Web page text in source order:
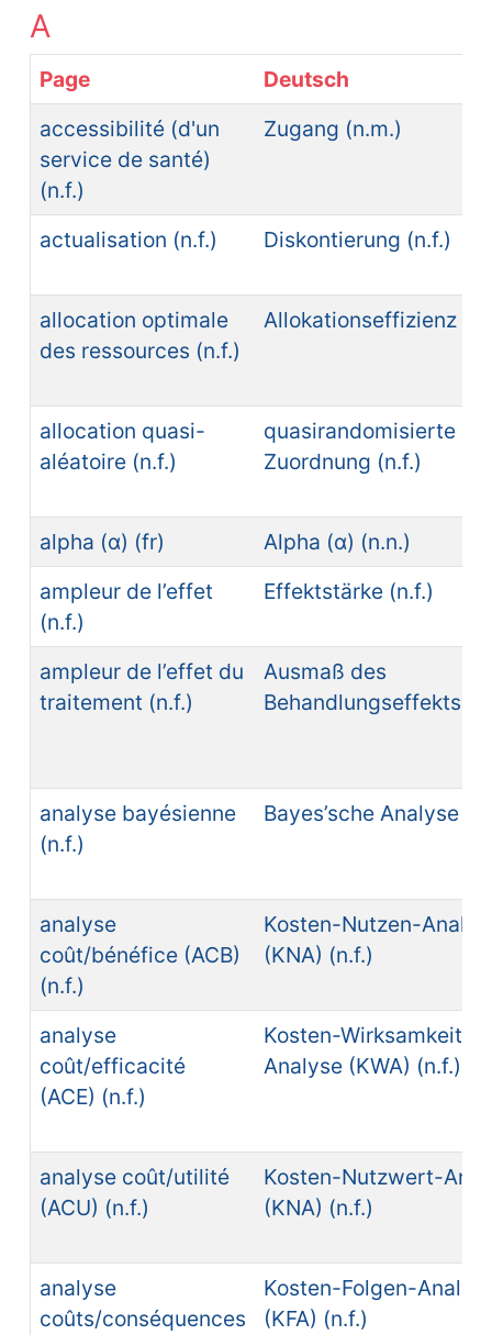
A
Page
Deutsch
accessibilité (d'un
service de santé)
(n.f.)
Zugang (n.m.)
actualisation (n.f.) Diskontierung (n.f.)
allocation optimale
des ressources (n.f.)
Allokationseffizienz
allocation quasi-
aléatoire (n.f.)
quasirandomisierte
Zuordnung (n.f.)
alpha (α) (fr)
Alpha (α) (n.n.)
ampleur de l’effet
(n.f.)
Effektstärke (n.f.)
ampleur de l’effet du
traitement (n.f.)
Ausmaß des
Behandlungseffekts
analyse bayésienne
(n.f.)
Bayes’sche Analyse
analyse
coût/bénéfice (ACB)
(n.f.)
Kosten-Nutzen-
(KNA) (n.f.)
analyse
coût/efficacité
(ACE) (n.f.)
Kosten-Wirksamkeits-
Analyse (KWA) (n.f.)
analyse coût/utilité
(ACU) (n.f.)
Kosten-Nutzwert-
(KNA) (n.f.)
analyse
coûts/conséquences
Kosten-Folgen-
(KFA) (n.f.)